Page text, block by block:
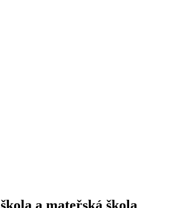
a mateřská škola